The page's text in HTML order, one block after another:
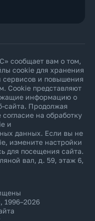
сообщает вам о том,
cookie для хранения
сервисов и повышения
Cookie представляют
информацию о
сайта. Продолжая
согласие на обработку
и
данных. Если вы не
измените настройки
для посещения сайта.
вал, д. 59, этаж 6,
1996–2026